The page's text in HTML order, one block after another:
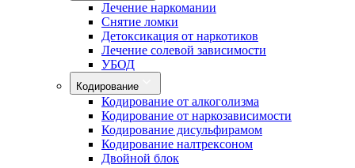
Лечение наркомании
Снятие ломки
Детоксикация от наркотиков
Лечение солевой зависимости
УБОД
Кодирование
Кодирование от алкоголизма
Кодирование от наркозависимости
Кодирование дисульфирамом
Кодирование налтрексоном
Двойной блок